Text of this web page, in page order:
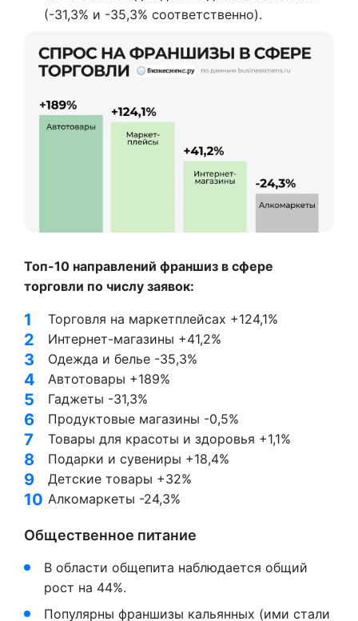
(-31,3% и -35,3% соответственно).
Топ-10 направлений франшиз в сфере
торговли по числу заявок:
Торговля на маркетплейсах +124,1%
Интернет-магазины +41,2%
Одежда и белье -35,3%
Автотовары +189%
Гаджеты -31,3%
Продуктовые магазины -0,5%
Товары для красоты и здоровья +1,1%
Подарки и сувениры +18,4%
Детские товары +32%
Алкомаркеты -24,3%
Общественное питание
В области общепита наблюдается общий
рост на 44%.
Популярны франшизы кальянных (ими стали